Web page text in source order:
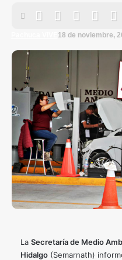
18 de noviembre,
La Secretaría de Medio
Hidalgo (Semarnath)